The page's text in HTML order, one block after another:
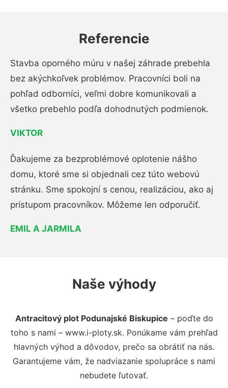
Referencie
Stavba oporného múru v našej záhrade prebehla
bez akýchkoľvek problémov. Pracovníci boli na
pohľad odborníci, veľmi dobre komunikovali a
všetko prebehlo podľa dohodnutých podmienok.
VIKTOR
Ďakujeme za bezproblémové oplotenie nášho
domu, ktoré sme si objednali cez túto webovú
stránku. Sme spokojní s cenou, realizáciou, ako aj
prístupom pracovníkov. Môžeme len odporučiť.
EMIL A JARMILA
Naše výhody
Antracitový plot Podunajské Biskupice – poďte do
toho s nami – www.i-ploty.sk. Ponúkame vám prehľad
hlavných výhod a dôvodov, prečo sa obrátiť na nás.
Garantujeme vám, že nadviazanie spolupráce s nami
nebudete ľutovať.